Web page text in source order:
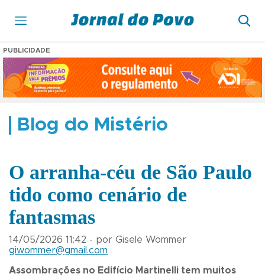
PUBLICIDADE
Blog do Mistério
O arranha-céu de São Paulo
tido como cenário de
fantasmas
14/05/2026 11:42 - por Gisele Wommer
giwommer@gmail.com
Assombrações no Edifício Martinelli tem muitos